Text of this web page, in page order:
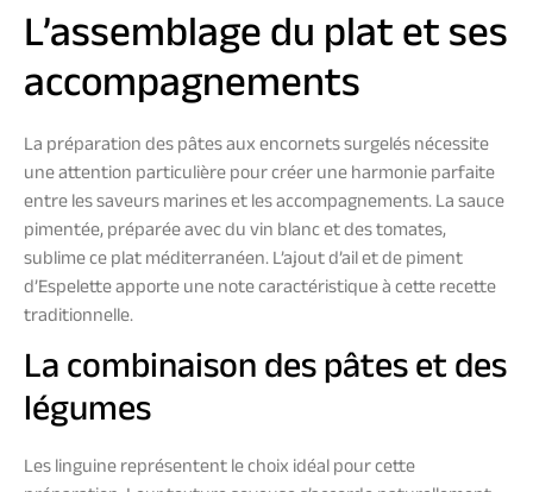
L’assemblage du plat et ses
accompagnements
La préparation des pâtes aux encornets surgelés nécessite
une attention particulière pour créer une harmonie parfaite
entre les saveurs marines et les accompagnements. La sauce
pimentée, préparée avec du vin blanc et des tomates,
sublime ce plat méditerranéen. L’ajout d’ail et de piment
d’Espelette apporte une note caractéristique à cette recette
traditionnelle.
La combinaison des pâtes et des
légumes
Les linguine représentent le choix idéal pour cette